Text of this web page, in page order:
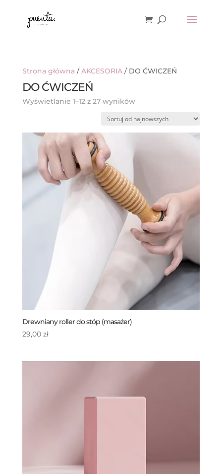
Strona główna /AKCESORIA/ DO ĆWICZEŃ
DO ĆWICZEŃ
Wyświetlanie 1–12 z 27 wynikówPosortowane
najnowszych
Drewniany roller do stóp (masażer)
29,00 zł